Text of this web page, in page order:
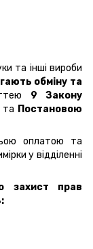
та інші вироби
обміну та
9 Закону
та Постановою
оплатою та
у відділенні
захист прав